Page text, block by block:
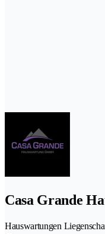
Casa Grande
Hauswartungen